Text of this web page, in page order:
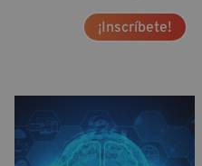
¡Inscríbete!